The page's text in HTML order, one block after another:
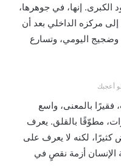
الكبرى. إنها، في جوهرها،
إلى مركزه الداخلي بعد أن
وضجيج اليومي، وتسارع
أعجبك
فقيرًا بالمعنى، واسع
مطوّقًا بالقلق. يعرف
لكنه لا يعرف على
الإنسان أزمة نقصٍ في